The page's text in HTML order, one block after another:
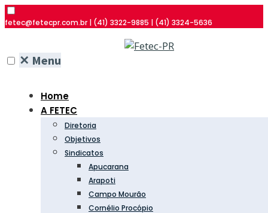
fetec@fetecpr.com.br | (41) 3322-9885 | (41) 3324-5636
✕ Menu
Home
A FETEC
Diretoria
Objetivos
Sindicatos
Apucarana
Arapoti
Campo Mourão
Cornélio Procópio